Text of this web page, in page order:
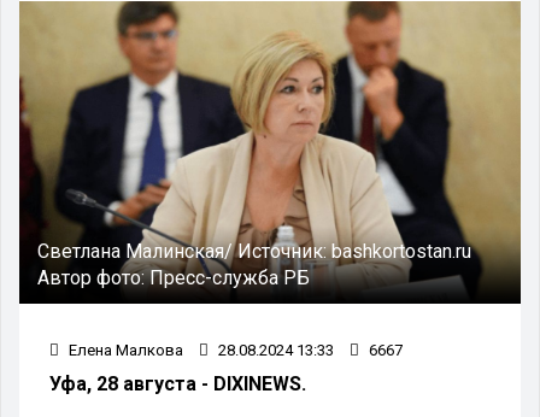
Светлана Малинская/Источник:bashkortostan.ru
Автор фото:Пресс-служба РБ
Елена Малкова 28.08.2024 13:33 6667
Уфа, 28 августа - DIXINEWS.